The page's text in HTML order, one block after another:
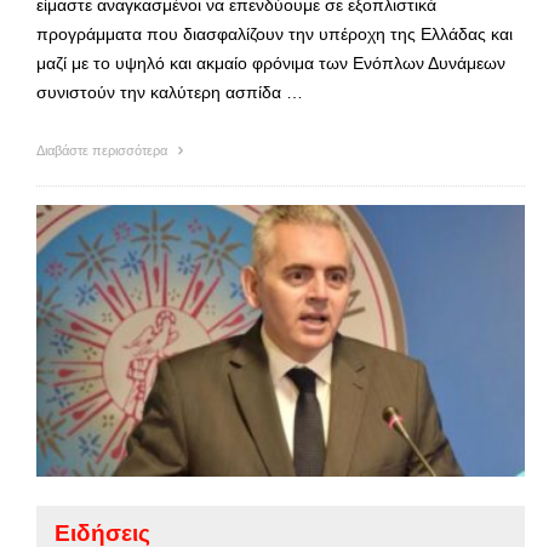
είμαστε αναγκασμένοι να επενδύουμε σε εξοπλιστικά
προγράμματα που διασφαλίζουν την υπέροχη της Ελλάδας και
μαζί με το υψηλό και ακμαίο φρόνιμα των Ενόπλων Δυνάμεων
συνιστούν την καλύτερη ασπίδα …
Διαβάστε περισσότερα
Ειδήσεις